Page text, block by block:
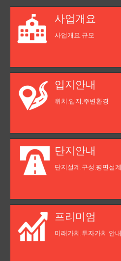
사업개요
사업개요,규모
입지안내
위치,입지,주변환경
단지안내
단지설계,구성,평면설계
프리미엄
미래가치,투자가치 안내